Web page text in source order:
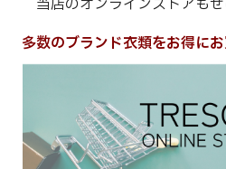
多数のブランド衣類をお得に